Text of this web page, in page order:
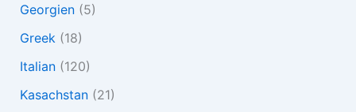
Georgien(5)
Greek (18)
Italian(120)
Kasachstan(21)